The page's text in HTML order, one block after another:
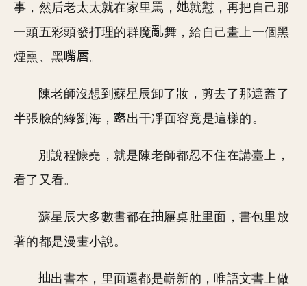
事，然后老太太就在家里罵，
就懟，再把自己那
一頭五彩頭發打理的群魔
舞，給自己畫上一個黑
煙熏、黑
。
陳老師沒想到蘇星辰卸了妝，剪去了那遮蓋了
半張臉的綠劉海，
出干凈面容竟是這樣的。
別說程慷堯，就是陳老師都忍不住在講臺上，
看了又看。
蘇星辰大多數書都在
屜桌肚里面，書包里放
著的都是漫畫小說。
出書本，里面還都是嶄新的，唯語文書上做